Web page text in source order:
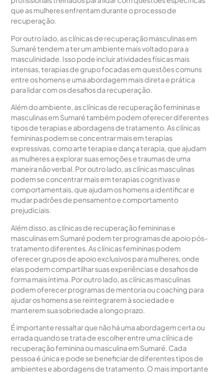
que as mulheres enfrentam durante o processo de
recuperação.
Por outro lado, as clínicas de recuperação masculinas em
Sumaré tendem a ter um ambiente mais voltado para a
masculinidade. Isso pode incluir atividades físicas mais
intensas, terapias de grupo focadas em questões comuns
entre os homens e uma abordagem mais direta e prática
para lidar com os desafios da recuperação.
Além do ambiente, as clínicas de recuperação femininas e
masculinas em Sumaré também podem oferecer diferentes
tipos de terapias e abordagens de tratamento. As clínicas
femininas podem se concentrar mais em terapias
expressivas, como arte terapia e dança terapia, que ajudam
as mulheres a explorar suas emoções e traumas de uma
maneira não verbal. Por outro lado, as clínicas masculinas
podem se concentrar mais em terapias cognitivas e
comportamentais, que ajudam os homens a identificar e
mudar padrões de pensamento e comportamento
prejudiciais.
Além disso, as clínicas de recuperação femininas e
masculinas em Sumaré podem ter programas de apoio pós-
tratamento diferentes. As clínicas femininas podem
oferecer grupos de apoio exclusivos para mulheres, onde
elas podem compartilhar suas experiências e desafios de
forma mais íntima. Por outro lado, as clínicas masculinas
podem oferecer programas de mentoria ou coaching para
ajudar os homens a se reintegrarem à sociedade e
manterem sua sobriedade a longo prazo.
É importante ressaltar que não há uma abordagem certa ou
errada quando se trata de escolher entre uma clínica de
recuperação feminina ou masculina em Sumaré. Cada
pessoa é única e pode se beneficiar de diferentes tipos de
ambientes e abordagens de tratamento. O mais importante